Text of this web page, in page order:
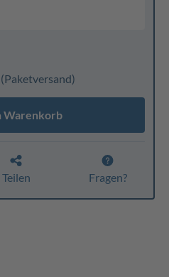
Warenkorb
Teilen Fragen?